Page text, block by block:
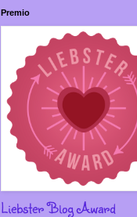
Premio
Liebster Blog Award